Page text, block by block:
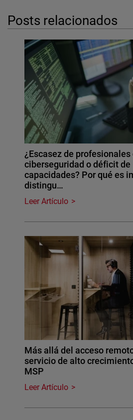
Posts relacionados
¿Escasez de profesionales
ciberseguridad o déficit de
capacidades? Por qué es
distingu…
Leer Artículo
Más allá del acceso
servicio de alto
MSP
Leer Artículo